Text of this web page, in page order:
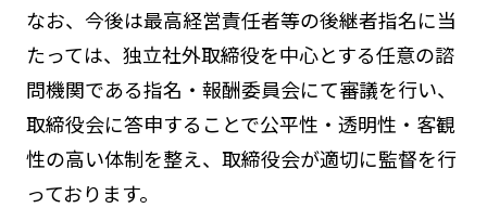
なお、今後は最高経営責任者等の後継者指名に当
たっては、独立社外取締役を中心とする任意の諮
問機関である指名・報酬委員会にて審議を行い、
取締役会に答申することで公平性・透明性・客観
性の高い体制を整え、取締役会が適切に監督を行
っております。